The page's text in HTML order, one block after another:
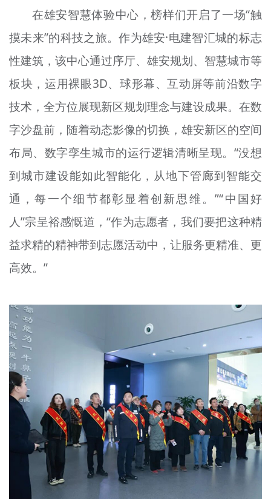
在雄安智慧体验中心，榜样们开启了一场“触
摸未来”的科技之旅。作为雄安·电建智汇城的标志
性建筑，该中心通过序厅、雄安规划、智慧城市等
板块，运用裸眼3D、球形幕、互动屏等前沿数字
技术，全方位展现新区规划理念与建设成果。在数
字沙盘前，随着动态影像的切换，雄安新区的空间
布局、数字孪生城市的运行逻辑清晰呈现。“没想
到城市建设能如此智能化，从地下管廊到智能交
通，每一个细节都彰显着创新思维。”“中国好
人”宗呈裕感慨道，“作为志愿者，我们要把这种精
益求精的精神带到志愿活动中，让服务更精准、更
高效。”